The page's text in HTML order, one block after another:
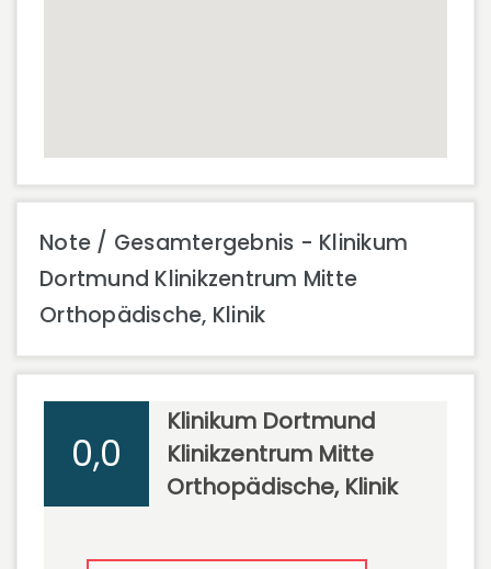
Note / Gesamtergebnis - Klinikum
Dortmund Klinikzentrum Mitte
Orthopädische, Klinik
0,0
Klinikum Dortmund
Klinikzentrum Mitte
Orthopädische, Klinik